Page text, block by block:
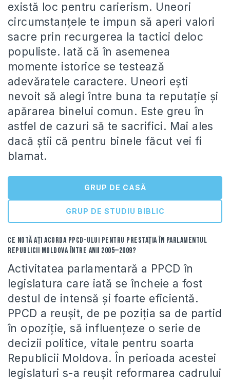
există loc pentru carierism. Uneori
circumstanţele te impun să aperi valori
sacre prin recurgerea la tactici deloc
populiste. Iată că în asemenea
momente istorice se testează
adevăratele caractere. Uneori eşti
nevoit să alegi între buna ta reputaţie şi
apărarea binelui comun. Este greu în
astfel de cazuri să te sacrifici. Mai ales
dacă ştii că pentru binele făcut vei fi
blamat.
GRUP DE CASĂ
GRUP DE STUDIU BIBLIC
Ce notă aţi acorda PPCD-ului pentru prestaţia în Parlamentul
Republicii Moldova între anii 2005—2009?
Activitatea parlamentară a PPCD în
legislatura care iată se încheie a fost
destul de intensă şi foarte eficientă.
PPCD a reuşit, de pe poziţia sa de partid
în opoziţie, să influenţeze o serie de
decizii politice, vitale pentru soarta
Republicii Moldova. În perioada acestei
legislaturi s-a reuşit reformarea cadrului